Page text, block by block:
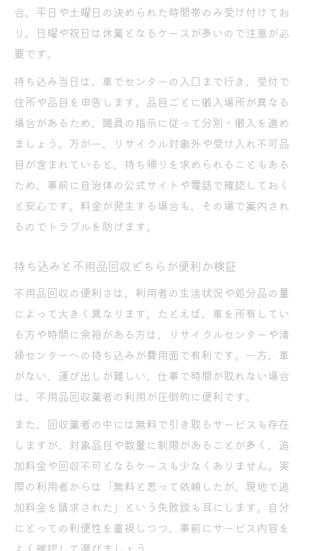
合、平日や土曜日の決められた時間帯のみ受け付けてお
り、日曜や祝日は休業となるケースが多いので注意が必
要です。
持ち込み当日は、車でセンターの入口まで行き、受付で
住所や品目を申告します。品目ごとに搬入場所が異なる
場合があるため、職員の指示に従って分別・搬入を進め
ましょう。万が一、リサイクル対象外や受け入れ不可品
目が含まれていると、持ち帰りを求められることもある
ため、事前に自治体の公式サイトや電話で確認しておく
と安心です。料金が発生する場合も、その場で案内され
るのでトラブルを防げます。
持ち込みと不用品回収どちらが便利か検証
不用品回収の便利さは、利用者の生活状況や処分品の量
によって大きく異なります。たとえば、車を所有してい
る方や時間に余裕がある方は、リサイクルセンターや清
掃センターへの持ち込みが費用面で有利です。一方、車
がない、運び出しが難しい、仕事で時間が取れない場合
は、不用品回収業者の利用が圧倒的に便利です。
また、回収業者の中には無料で引き取るサービスも存在
しますが、対象品目や数量に制限があることが多く、追
加料金や回収不可となるケースも少なくありません。実
際の利用者からは「無料と思って依頼したが、現地で追
加料金を請求された」という失敗談も耳にします。自分
にとっての利便性を重視しつつ、事前にサービス内容を